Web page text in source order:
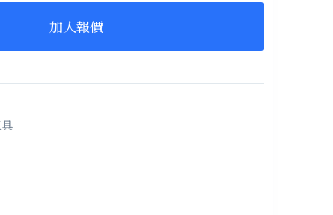
加入報價